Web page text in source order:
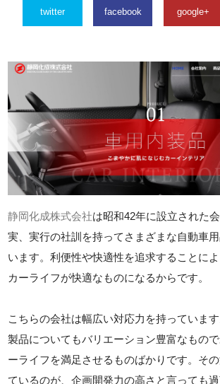
twitter facebook google+
静岡化成株式会社は昭和42年に設立された
実、実行の社訓を持ってさまざまな自動車
います。利便性や快適性を追求することに
カーライフが快適なものになるからです。
こちらの会社は幅広い対応力を持っていま
製品についてもバリエーション豊富なもの
ーライフを満足させるものばかりです。そ
ているのが、企画開発力の高さと言っても